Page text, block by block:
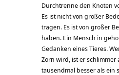
Durchtrenne den Knoten
Es ist nicht von großer
tragen. Es ist von großer
haben. Ein Mensch in
Gedanken eines Tieres.
Zorn wird, ist er schlimmer
tausendmal besser als ein